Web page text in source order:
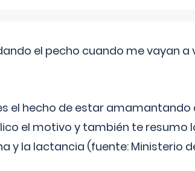
el pecho cuando me vayan a
el hecho de estar
el motivo y también te resumo
y la lactancia (fuente: Ministerio